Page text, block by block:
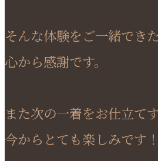
そんな体験をご一緒できた
心から感謝です。
また次の一着をお仕立てす
今からとても楽しみです！